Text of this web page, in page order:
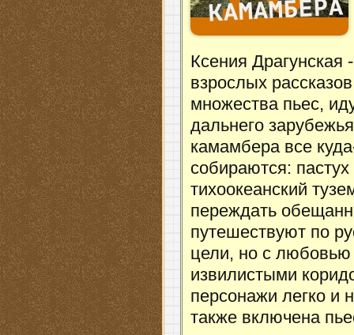
Ксения Драгунская
взрослых
множества пьес,
дальнего
камамбера все
собираются:
тихоокеанский
переждать
путешествуют по
цели, но с любовью
извилистыми
персонажи легко и
также включена